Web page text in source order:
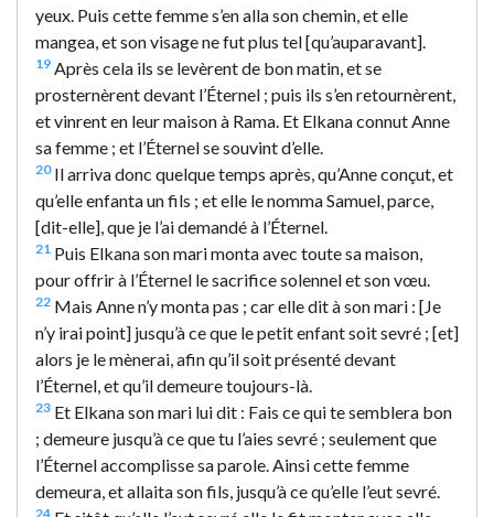
yeux. Puis cette femme s’en alla son chemin, et elle
mangea, et son visage ne fut plus tel [qu’auparavant].
19 Après cela ils se levèrent de bon matin, et se
prosternèrent devant l’Éternel ; puis ils s’en retournèrent,
et vinrent en leur maison à Rama. Et Elkana connut Anne
sa femme ; et l’Éternel se souvint d’elle.
20Il arriva donc quelque temps après, qu’Anne conçut, et
qu’elle enfanta un fils ; et elle le nomma Samuel, parce,
[dit-elle], que je l’ai demandé à l’Éternel.
21 Puis Elkana son mari monta avec toute sa maison,
pour offrir à l’Éternel le sacrifice solennel et son vœu.
22 Mais Anne n’y monta pas ; car elle dit à son mari : [Je
n’y irai point] jusqu’à ce que le petit enfant soit sevré ; [et]
alors je le mènerai, afin qu’il soit présenté devant
l’Éternel, et qu’il demeure toujours-là.
23 Et Elkana son mari lui dit : Fais ce qui te semblera bon
; demeure jusqu’à ce que tu l’aies sevré ; seulement que
l’Éternel accomplisse sa parole. Ainsi cette femme
demeura, et allaita son fils, jusqu’à ce qu’elle l’eut sevré.
24